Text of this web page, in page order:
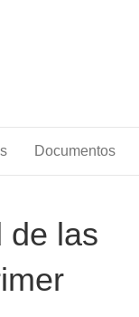
Documentos
de las